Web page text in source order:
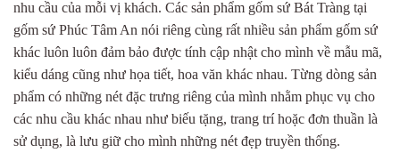
nhu cầu của mỗi vị khách. Các sản phẩm gốm sứ Bát Tràng tại
gốm sứ Phúc Tâm An nói riêng cùng rất nhiều sản phẩm gốm sứ
khác luôn luôn đảm bảo được tính cập nhật cho mình về mẫu mã,
kiểu dáng cũng như họa tiết, hoa văn khác nhau. Từng dòng sản
phẩm có những nét đặc trưng riêng của mình nhằm phục vụ cho
các nhu cầu khác nhau như biếu tặng, trang trí hoặc đơn thuần là
sử dụng, là lưu giữ cho mình những nét đẹp truyền thống.